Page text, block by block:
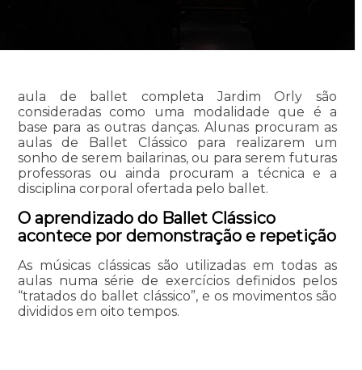
aula de ballet completa Jardim Orly são
consideradas como uma modalidade que é a
base para as outras danças. Alunas procuram as
aulas de Ballet Clássico para realizarem um
sonho de serem bailarinas, ou para serem futuras
professoras ou ainda procuram a técnica e a
disciplina corporal ofertada pelo ballet.
O aprendizado do Ballet Clássico
acontece por demonstração e repetição
As músicas clássicas são utilizadas em todas as
aulas numa série de exercícios definidos pelos
“tratados do ballet clássico”, e os movimentos são
divididos em oito tempos.